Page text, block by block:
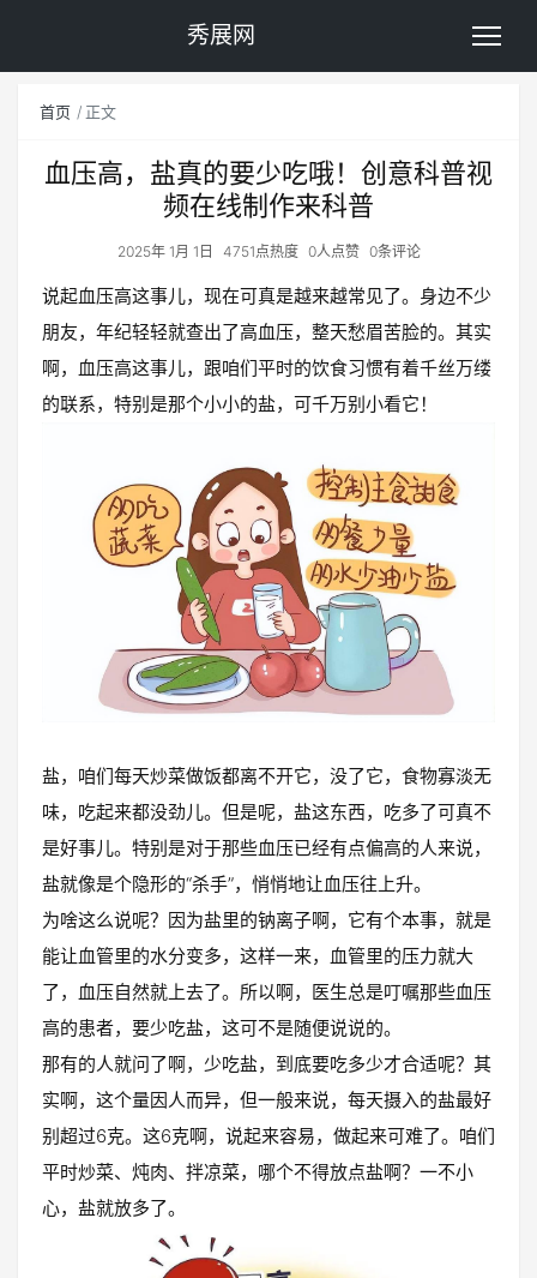
秀展网
首页 正文
血压高，盐真的要少吃哦！创意科普视
频在线制作来科普
2025年 1月 1日 4751点热度 0人点赞 0条评论
说起血压高这事儿，现在可真是越来越常见了。身边不少
朋友，年纪轻轻就查出了高血压，整天愁眉苦脸的。其实
啊，血压高这事儿，跟咱们平时的饮食习惯有着千丝万缕
的联系，特别是那个小小的盐，可千万别小看它！
盐，咱们每天炒菜做饭都离不开它，没了它，食物寡淡无
味，吃起来都没劲儿。但是呢，盐这东西，吃多了可真不
是好事儿。特别是对于那些血压已经有点偏高的人来说，
盐就像是个隐形的“杀手”，悄悄地让血压往上升。
为啥这么说呢？因为盐里的钠离子啊，它有个本事，就是
能让血管里的水分变多，这样一来，血管里的压力就大
了，血压自然就上去了。所以啊，医生总是叮嘱那些血压
高的患者，要少吃盐，这可不是随便说说的。
那有的人就问了啊，少吃盐，到底要吃多少才合适呢？其
实啊，这个量因人而异，但一般来说，每天摄入的盐最好
别超过6克。这6克啊，说起来容易，做起来可难了。咱们
平时炒菜、炖肉、拌凉菜，哪个不得放点盐啊？一不小
心，盐就放多了。